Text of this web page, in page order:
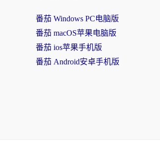
番茄 Windows PC电脑版
番茄 macOS苹果电脑版
番茄 ios苹果手机版
番茄 Android安卓手机版